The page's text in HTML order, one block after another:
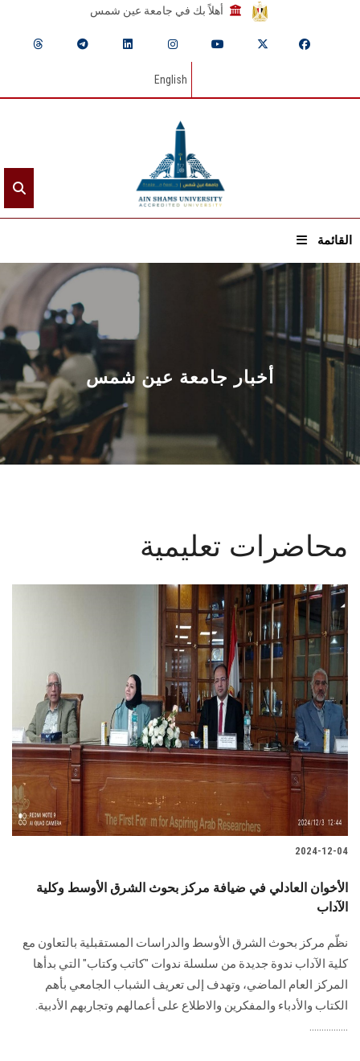
أهلاً بك في جامعة عين شمس
English
القائمة
الرئيسيـة
عن الجامعة
القطاعـات
الشئون الأكاديمية
البحث العلمي
تواصل معنا
الطلاب
هيئة التدريس
الدراسات العليا
الزائـرون
سجل الان
أخبار جامعة عين شمس
محاضرات تعليمية
2024-12-04
الأخوان العادلي في ضيافة مركز بحوث الشرق الأوسط وكلية
الآداب
‎نظّم مركز بحوث الشرق الأوسط والدراسات المستقبلية ‏بالتعاون مع
كلية الآداب ندوة جديدة من سلسلة ندوات "كاتب وكتاب" التي بدأها
‏المركز العام الماضي، وتهدف إلى تعريف الشباب الجامعي بأهم
الكتاب والأدباء والمفكرين ‏والاطلاع على أعمالهم وتجاربهم الأدبية.‏
................